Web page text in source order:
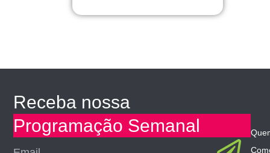
Receba nossa
Programação Semanal